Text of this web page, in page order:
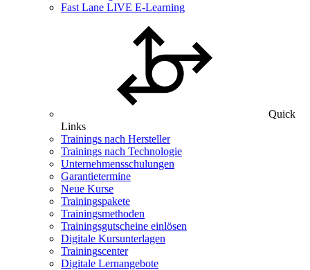
Fast Lane LIVE E-Learning
Quick
Links
Trainings nach Hersteller
Trainings nach Technologie
Unternehmensschulungen
Garantietermine
Neue Kurse
Trainingspakete
Trainingsmethoden
Trainingsgutscheine einlösen
Digitale Kursunterlagen
Trainingscenter
Digitale Lernangebote